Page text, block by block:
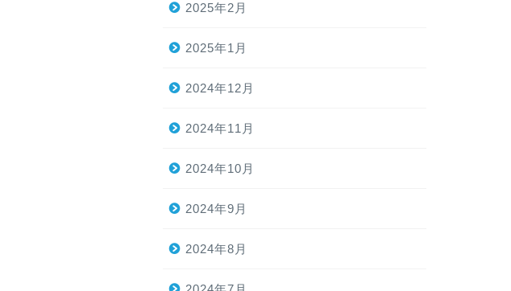
2025年2月
2025年1月
2024年12月
2024年11月
2024年10月
2024年9月
2024年8月